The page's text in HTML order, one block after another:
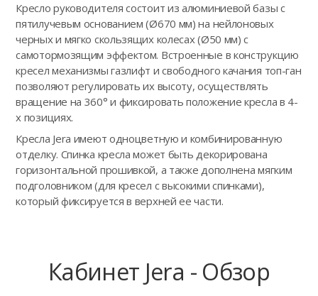
Кресло руководителя состоит из алюминиевой базы с
пятилучевым основанием (Ø670 мм) на нейлоновых
черных и мягко скользящих колесах (Ø50 мм) с
самотормозящим эффектом. Встроенные в конструкцию
кресел механизмы газлифт и свободного качания топ-ган
позволяют регулировать их высоту, осуществлять
вращение на 360° и фиксировать положение кресла в 4-
х позициях.
Кресла Jera имеют одноцветную и комбинированную
отделку. Спинка кресла может быть декорирована
горизонтальной прошивкой, а также дополнена мягким
подголовником (для кресел с высокими спинками),
который фиксируется в верхней ее части.
Кабинет Jera - Обзор